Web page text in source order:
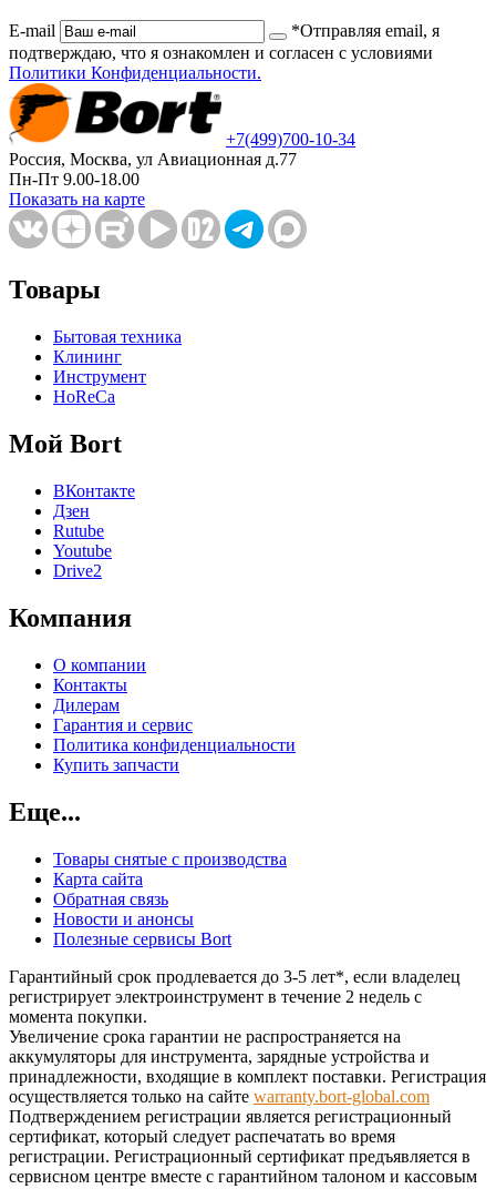
E-mail
*Отправляя email, я
подтверждаю, что я ознакомлен и согласен с условиями
Политики Конфиденциальности.
+7(499)700-10-34
Россия, Москва, ул Авиационная д.77
Пн-Пт 9.00-18.00
Показать на карте
Товары
Бытовая техника
Клининг
Инструмент
HoReCa
Мой Bort
ВКонтакте
Дзен
Rutube
Youtube
Drive2
Компания
О компании
Контакты
Дилерам
Гарантия и сервис
Политика конфиденциальности
Купить запчасти
Еще...
Товары снятые с производства
Карта сайта
Обратная связь
Новости и анонсы
Полезные сервисы Bort
Гарантийный срок продлевается до 3-5 лет*, если владелец
регистрирует электроинструмент в течение 2 недель с
момента покупки.
Увеличение срока гарантии не распространяется на
аккумуляторы для инструмента, зарядные устройства и
принадлежности, входящие в комплект поставки. Регистрация
осуществляется только на сайте warranty.bort-global.com
Подтверждением регистрации является регистрационный
сертификат, который следует распечатать во время
регистрации. Регистрационный сертификат предъявляется в
сервисном центре вместе с гарантийном талоном и кассовым